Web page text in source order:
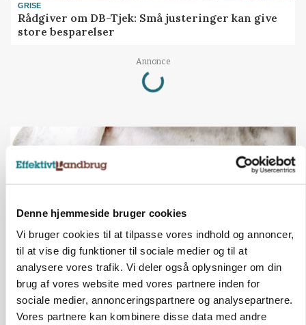
Denne hjemmeside bruger cookies
Vi bruger cookies til at tilpasse vores indhold og annoncer,
til at vise dig funktioner til sociale medier og til at
analysere vores trafik. Vi deler også oplysninger om din
brug af vores website med vores partnere inden for
sociale medier, annonceringspartnere og analysepartnere.
Vores partnere kan kombinere disse data med andre
GRISE
Rådgiver om DB-Tjek: Små justeringer kan give
store besparelser
Annonce
Loading...
Russisk mælkepris dykker 23 procent